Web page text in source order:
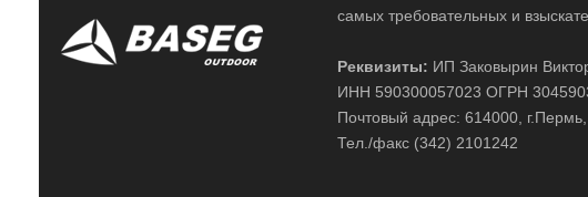
самых требовательных и
Реквизиты: ИП Заковырин
ИНН 590300057023 ОГРН
Почтовый адрес: 614000,
Тел./факс (342) 2101242